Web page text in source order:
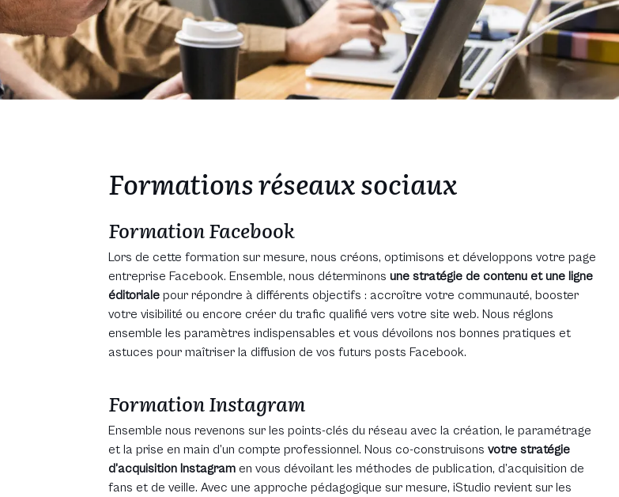
Formations réseaux sociaux
Formation Facebook
Lors de cette formation sur mesure, nous créons, optimisons et développons votre page
entreprise Facebook. Ensemble, nous déterminonsune stratégie de contenu et une ligne
éditoriale pour répondre à différents objectifs : accroître votre communauté, booster
votre visibilité ou encore créer du trafic qualifié vers votre site web. Nous réglons
ensemble les paramètres indispensables et vous dévoilons nos bonnes pratiques et
astuces pour maîtriser la diffusion de vos futurs posts Facebook.
Formation Instagram
Ensemble nous revenons sur les points-clés du réseau avec la création, le paramétrage
et la prise en main d’un compte professionnel. Nous co-construisons votre stratégie
d’acquisition Instagram en vous dévoilant les méthodes de publication, d’acquisition de
fans et de veille. Avec une approche pédagogique sur mesure, iStudio revient sur les